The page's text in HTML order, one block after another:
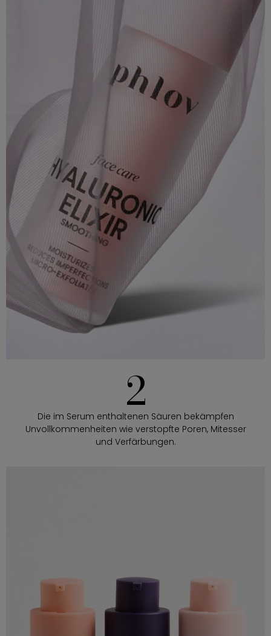
2
Die im Serum enthaltenen Säuren bekämpfen
Unvollkommenheiten wie verstopfte Poren, Mitesser
und Verfärbungen.